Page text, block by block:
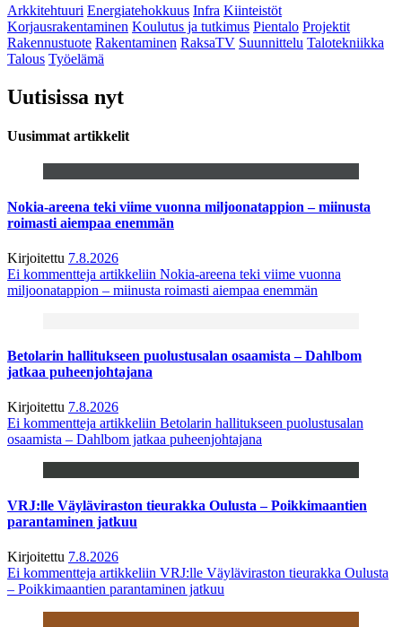
Arkkitehtuuri Energiatehokkuus Infra Kiinteistöt
Korjausrakentaminen Koulutus ja tutkimus Pientalo Projektit
Rakennustuote Rakentaminen RaksaTV Suunnittelu Talotekniikka
Talous Työelämä
Uutisissa nyt
Uusimmat artikkelit
Nokia-areena teki viime vuonna miljoonatappion – miinusta
roimasti aiempaa enemmän
Kirjoitettu 7.8.2026
Ei kommentteja artikkeliin Nokia-areena teki viime vuonna
miljoonatappion – miinusta roimasti aiempaa enemmän
Betolarin hallitukseen puolustusalan osaamista – Dahlbom
jatkaa puheenjohtajana
Kirjoitettu 7.8.2026
Ei kommentteja artikkeliin Betolarin hallitukseen puolustusalan
osaamista – Dahlbom jatkaa puheenjohtajana
VRJ:lle Väyläviraston tieurakka Oulusta – Poikkimaantien
parantaminen jatkuu
Kirjoitettu 7.8.2026
Ei kommentteja artikkeliin VRJ:lle Väyläviraston tieurakka Oulusta
– Poikkimaantien parantaminen jatkuu